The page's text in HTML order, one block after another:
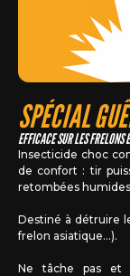
SPÉCIAL
EFFICACE SUR LES FRELONS
Insecticide choc
de confort : tir
retombées
Destiné à détruire
frelon asiatique…).
Ne tâche pas et